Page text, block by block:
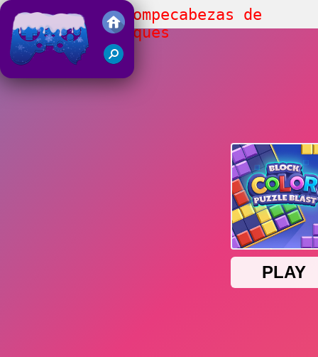
Juegos Friv 2018
Explosión de Rompecabezas de
Colores de Bloques